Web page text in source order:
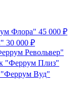
Флора" 45 000 ₽
30 000 ₽
Револьвер"
"Феррум Плиз"
Вуд"